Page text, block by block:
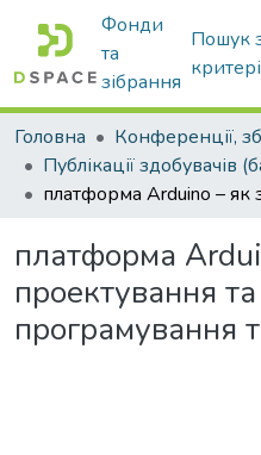
Фонди
та
зібрання
Пошук
Головна
платформа
проектування
програмування